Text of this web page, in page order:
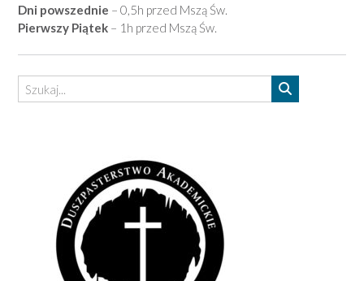
Dni powszednie – 0,5h przed Mszą Św.
Pierwszy Piątek – 1h przed Mszą Św.